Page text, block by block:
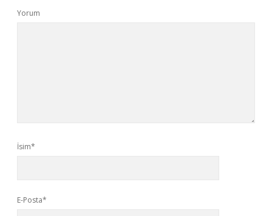
Yorum
İsim*
E-Posta*